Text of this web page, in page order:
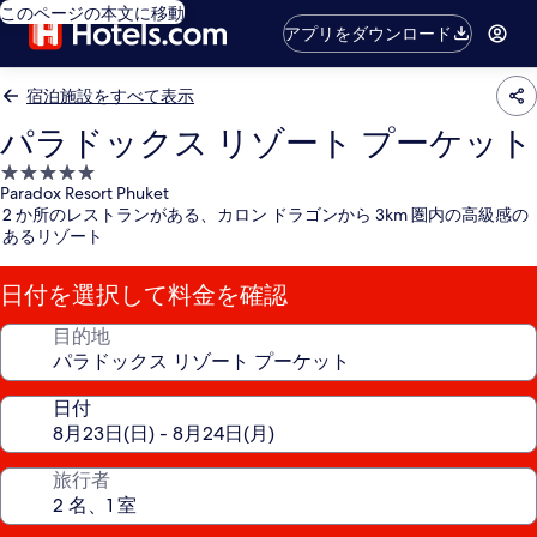
このページの本文に移動
アプリをダウンロード
宿泊施設をすべて表示
パラドックス リゾート プーケット
5.0
つ
星
宿
泊
施
設
Paradox Resort Phuket
2 か所のレストランがある、カロン ドラゴンから 3km 圏内の高級感の
あるリゾート
日付を選択して料金を確認
目的地
日付
旅行者